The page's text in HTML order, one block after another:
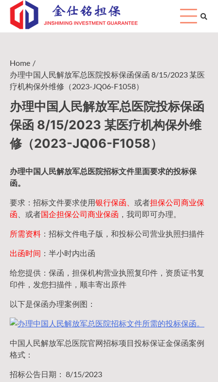
Skip
content
Home
办理中国人民解放军总医院投标保函保函 8/15/2023 某医
疗机构保外维修（2023-JQ06-F1058）
办理中国人民解放军总医院投标保函
保函 8/15/2023 某医疗机构保外维
修（2023-JQ06-F1058）
办理中国人民解放军总医院招标文件里面要求的投标保
函。
要求：招标文件要求使用银行保函、 或者担保公司商业保
函 、或者国企担保公司商业保函 ，我司即可办理。
所需资料 ：招标文件电子版，和投标公司营业执照扫描件
出函时间 ：半小时内出函
给您提供：保函，担保机构营业执照复印件，资质证书复
印件，发您扫描件，顺丰寄出原件
以下是保函办理案例图：
中国人民解放军总医院官网招标项目投标保证金保函案例
格式：
招标公告日期： 8/15/2023